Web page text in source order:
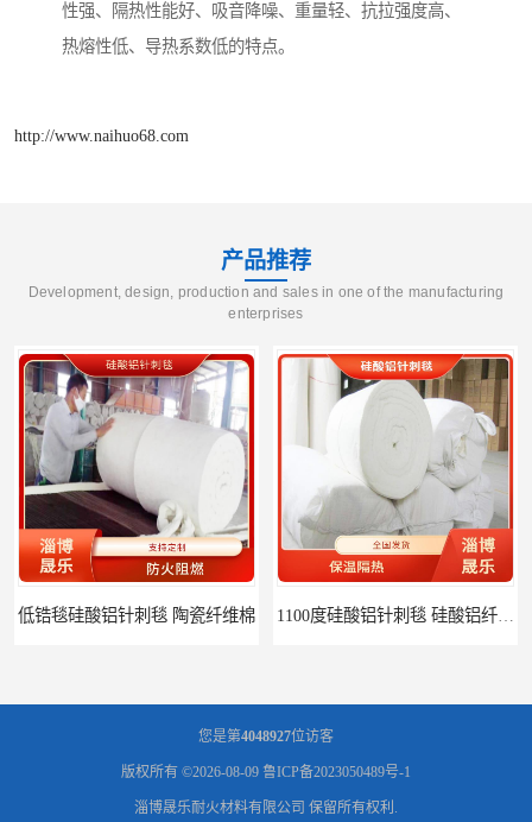
性强、隔热性能好、吸音降噪、重量轻、抗拉强度高、
热熔性低、导热系数低的特点。
http://www.naihuo68.com
产品推荐
Development, design, production and sales in one of the manufacturing
enterprises
1100度硅酸铝针刺毯 硅酸铝纤维毡
您是第4048927位访客
版权所有 ©2026-08-09 鲁ICP备2023050489号-1
淄博晟乐耐火材料有限公司 保留所有权利.